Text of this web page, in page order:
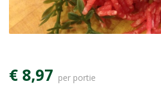
€ 8,97 per portie